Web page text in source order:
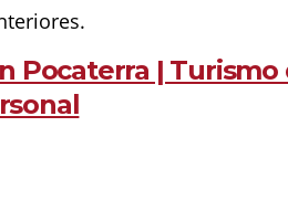
Pocaterra | Turismo